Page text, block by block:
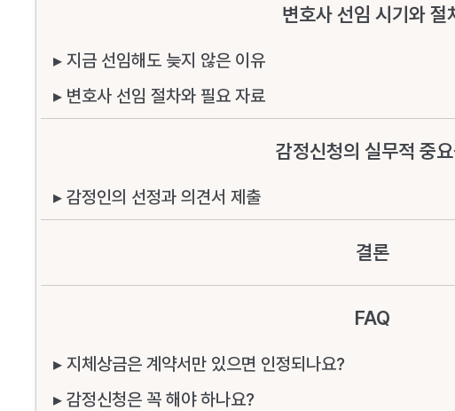
변호사 선임 시기와 절
▸ 지금 선임해도 늦지 않은 이유
▸ 변호사 선임 절차와 필요 자료
감정신청의 실무적 중
▸ 감정인의 선정과 의견서 제출
결론
FAQ
▸ 지체상금은 계약서만 있으면 인정되나요?
▸ 감정신청은 꼭 해야 하나요?